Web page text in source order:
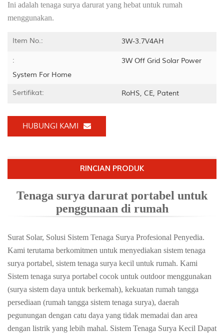
Ini adalah tenaga surya darurat yang hebat untuk rumah
menggunakan.
Item No.: 3W-3.7V4AH
:
3W Off Grid Solar Power
System For Home
Sertifikat: RoHS, CE, Patent
HUBUNGI KAMI
RINCIAN PRODUK
Tenaga surya darurat portabel untuk
penggunaan di rumah
Surat Solar, Solusi Sistem Tenaga Surya Profesional Penyedia.
Kami terutama berkomitmen untuk menyediakan sistem tenaga
surya portabel, sistem tenaga surya kecil untuk rumah. Kami
Sistem tenaga surya portabel cocok untuk outdoor menggunakan
(surya sistem daya untuk berkemah), kekuatan rumah tangga
persediaan (rumah tangga sistem tenaga surya), daerah
pegunungan dengan catu daya yang tidak memadai dan area
dengan listrik yang lebih mahal. Sistem Tenaga Surya Kecil Dapat